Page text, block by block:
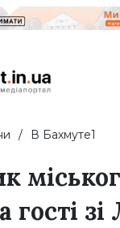
В Бахмуте1
гості зі